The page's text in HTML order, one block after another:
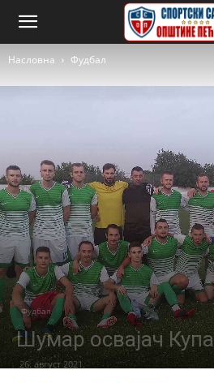
Насловна Фудбал
Фудбал
Шумар освајач Купа
26. август 2021.